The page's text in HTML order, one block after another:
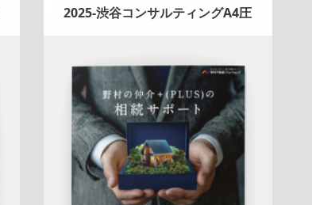
2025-渋谷コンサルティングA4圧
Update:2026.03.05
折りパンフレットマンション土地
戸
建相続 サービス紹介売却訴求
ハートフル渋谷営業部QRコー